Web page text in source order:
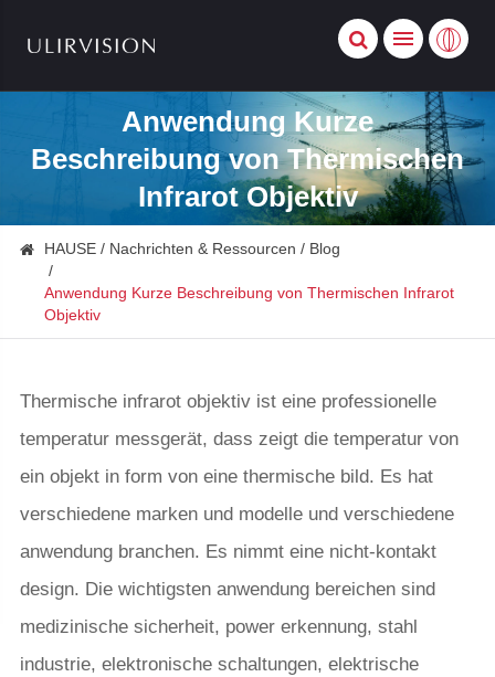
Anwendung Kurze
Beschreibung von Thermischen
Infrarot Objektiv
HAUSE Nachrichten & Ressourcen Blog
Anwendung Kurze Beschreibung von Thermischen Infrarot
Objektiv
Thermische infrarot objektiv ist eine professionelle
temperatur messgerät, dass zeigt die temperatur von
ein objekt in form von eine thermische bild. Es hat
verschiedene marken und modelle und verschiedene
anwendung branchen. Es nimmt eine nicht-kontakt
design. Die wichtigsten anwendung bereichen sind
medizinische sicherheit, power erkennung, stahl
industrie, elektronische schaltungen, elektrische